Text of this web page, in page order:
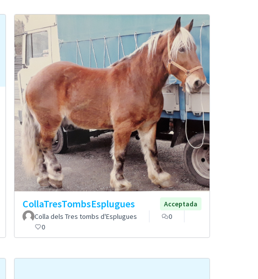
CollaTresTombsEsplugues
Acceptada
Colla dels Tres tombs d'Esplugues
0
0